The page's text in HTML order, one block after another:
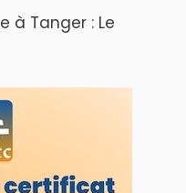
à Tanger : Le